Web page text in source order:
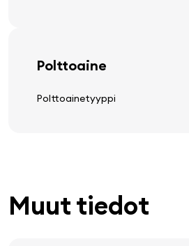
kaiuttimet
Polttoaine
Polttoainetyyppi
Muut tiedot